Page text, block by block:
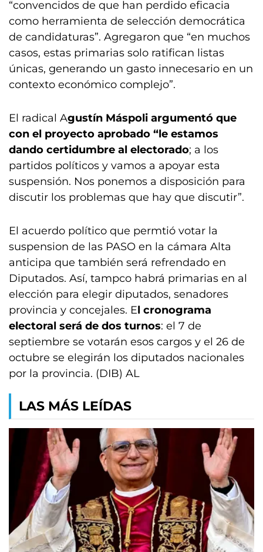
“convencidos de que han perdido eficacia
como herramienta de selección democrática
de candidaturas”. Agregaron que “en muchos
casos, estas primarias solo ratifican listas
únicas, generando un gasto innecesario en un
contexto económico complejo”.
El radical Agustín Máspoli argumentó que
con el proyecto aprobado “le estamos
dando certidumbre al electorado; a los
partidos políticos y vamos a apoyar esta
suspensión. Nos ponemos a disposición para
discutir los problemas que hay que discutir”.
El acuerdo político que permtió votar la
suspension de las PASO en la cámara Alta
anticipa que también será refrendado en
Diputados. Así, tampco habrá primarias en al
elección para elegir diputados, senadores
provincia y concejales. El cronograma
electoral será de dos turnos: el 7 de
septiembre se votarán esos cargos y el 26 de
octubre se elegirán los diputados nacionales
por la provincia. (DIB) AL
LAS MÁS LEÍDAS